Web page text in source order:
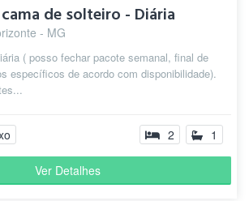
de solteiro - Diária
- MG
( posso fechar pacote semanal, final de
específicos de acordo com disponibilidade).
2 1
Ver Detalhes